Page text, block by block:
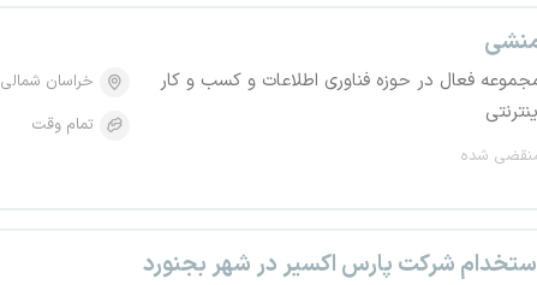
فعال در حوزه فناوری اطلاعات و کسب و کار
شده
خراسان شمالی
تمام وقت
شرکت پارس اکسیر در شهر بجنورد